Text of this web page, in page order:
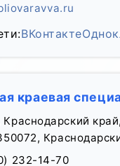
ВКонтакте
краевая
Краснодарский
232-14-70